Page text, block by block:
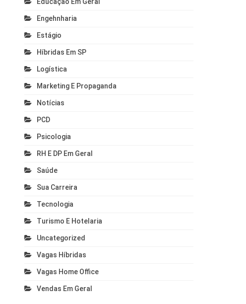
Engehnharia
Estágio
Híbridas Em SP
Logística
Marketing E Propaganda
Notícias
PCD
Psicologia
RH E DP Em Geral
Saúde
Sua Carreira
Tecnologia
Turismo E Hotelaria
Uncategorized
Vagas Híbridas
Vagas Home Office
Vendas Em Geral